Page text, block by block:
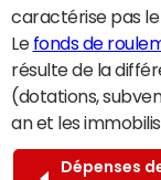
caractérise pas
Le fonds de
résulte de la
(dotations,
an et les
Dépenses